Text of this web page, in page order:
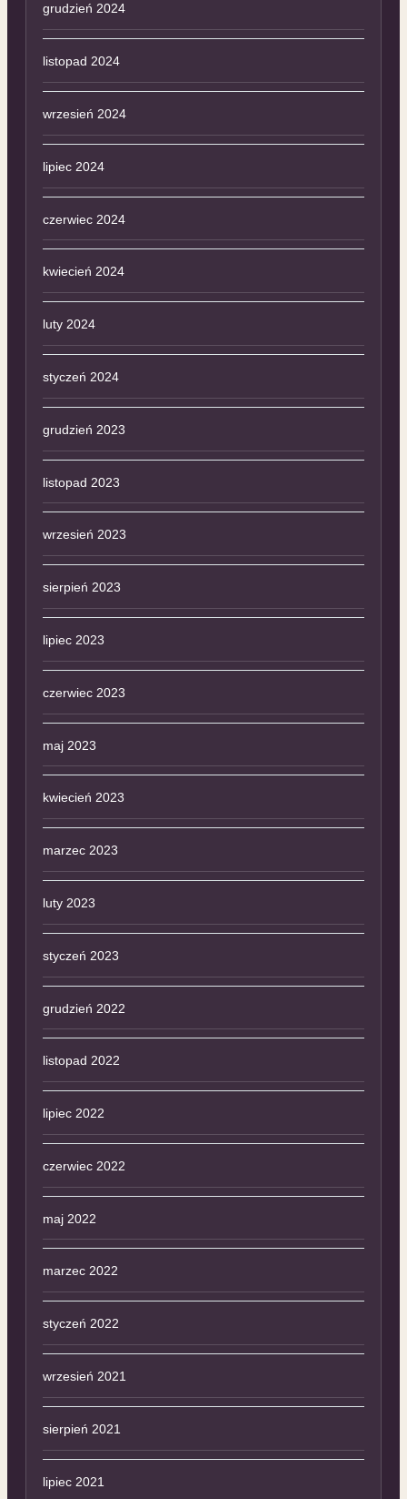
grudzień 2024
listopad 2024
wrzesień 2024
lipiec 2024
czerwiec 2024
kwiecień 2024
luty 2024
styczeń 2024
grudzień 2023
listopad 2023
wrzesień 2023
sierpień 2023
lipiec 2023
czerwiec 2023
maj 2023
kwiecień 2023
marzec 2023
luty 2023
styczeń 2023
grudzień 2022
listopad 2022
lipiec 2022
czerwiec 2022
maj 2022
marzec 2022
styczeń 2022
wrzesień 2021
sierpień 2021
lipiec 2021